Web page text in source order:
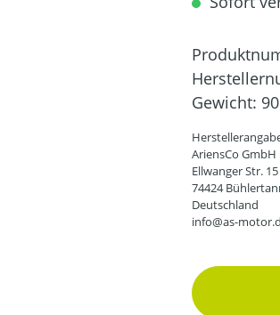
Gewicht:
AriensCo GmbH
Ellwanger Str. 15
74424
Deutschland
info@as-